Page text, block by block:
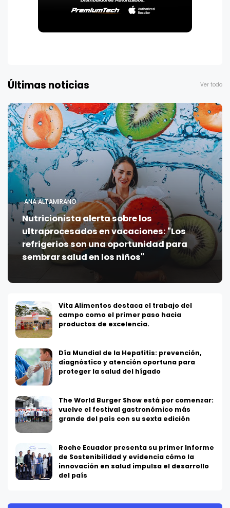
Últimas noticias Ver todo
ANA ALTAMIRANO
Nutricionista alerta sobre los
ultraprocesados en vacaciones: "Los
refrigerios son una oportunidad para
sembrar salud en los niños"
Vita Alimentos destaca el trabajo del
campo como el primer paso hacia
productos de excelencia.
Día Mundial de la Hepatitis: prevención,
diagnóstico y atención oportuna para
proteger la salud del hígado
The World Burger Show está por comenzar:
vuelve el festival gastronómico más
grande del país con su sexta edición
Roche Ecuador presenta su primer Informe
de Sostenibilidad y evidencia cómo la
innovación en salud impulsa el desarrollo
del país